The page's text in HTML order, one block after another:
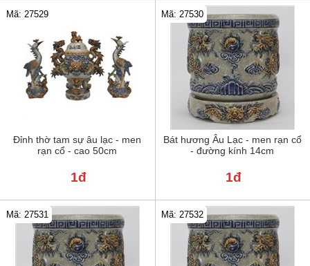
Đỉnh thờ tam sự âu lạc - men
rạn cổ - cao 50cm
Mã: 27529
1đ
Bát hương Âu Lạc - men rạn cổ
- đường kính 14cm
Mã: 27530
1đ
Mã: 27531 Mã: 27532